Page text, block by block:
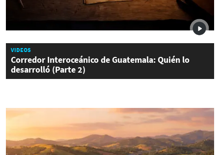
VIDEOS
Corredor Interoceánico de Guatemala: Quién lo
desarrolló (Parte 2)